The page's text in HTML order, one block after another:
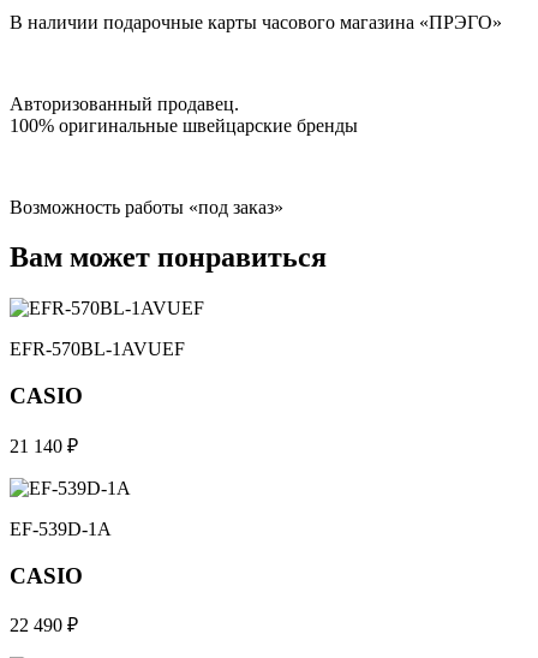
В наличии подарочные карты часового магазина «ПРЭГО»
Авторизованный продавец.
100% оригинальные швейцарские бренды
Возможность работы «под заказ»
Вам может понравиться
EFR-570BL-1AVUEF
CASIO
21 140 ₽
EF-539D-1A
CASIO
22 490 ₽